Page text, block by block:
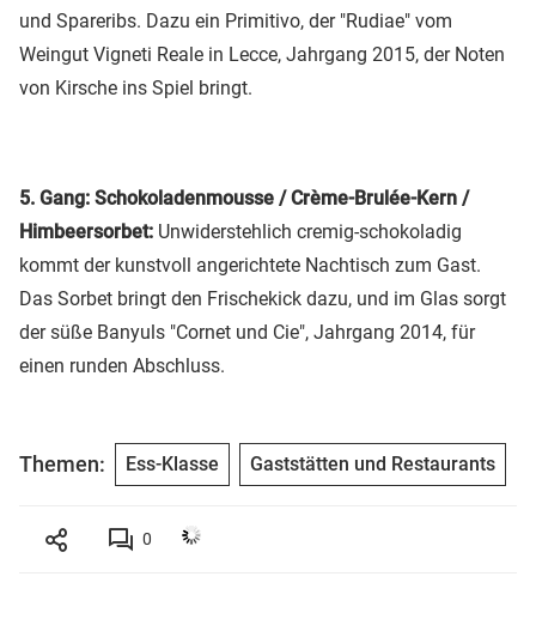
und Spareribs. Dazu ein Primitivo, der "Rudiae" vom
Weingut Vigneti Reale in Lecce, Jahrgang 2015, der Noten
von Kirsche ins Spiel bringt.
5. Gang: Schokoladenmousse / Crème-Brulée-Kern /
Himbeersorbet: Unwiderstehlich cremig-schokoladig
kommt der kunstvoll angerichtete Nachtisch zum Gast.
Das Sorbet bringt den Frischekick dazu, und im Glas sorgt
der süße Banyuls "Cornet und Cie", Jahrgang 2014, für
einen runden Abschluss.
Themen: Ess-Klasse Gaststätten und Restaurants
0